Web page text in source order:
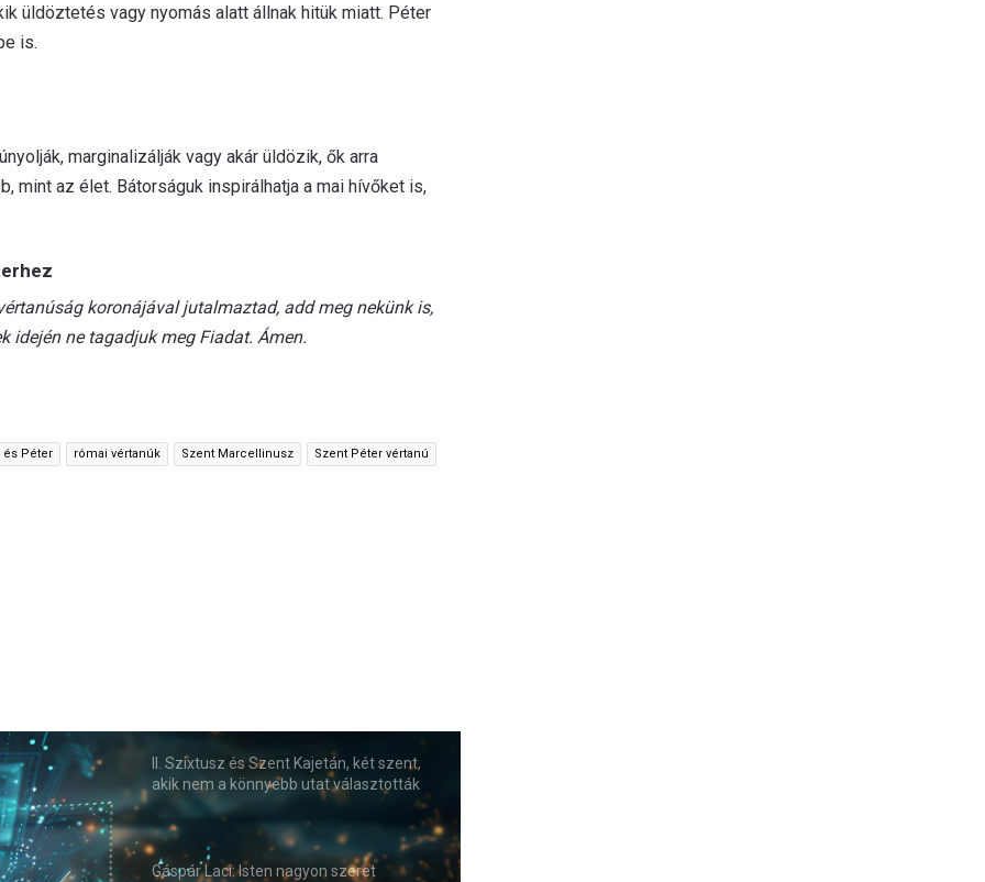
üldöztetés vagy nyomás alatt állnak hitük miatt. Péter
is.
marginalizálják vagy akár üldözik, ők arra
mint az élet. Bátorságuk inspirálhatja a mai hívőket is,
koronájával jutalmaztad, add meg nekünk is,
idején ne tagadjuk meg Fiadat. Ámen.
és Péter római vértanúk Szent Marcellinusz Szent Péter vértanú
II. Szixtusz és Szent Kajetán, két szent,
akik nem a könnyebb utat választották
Gáspár Laci: Isten nagyon szeret